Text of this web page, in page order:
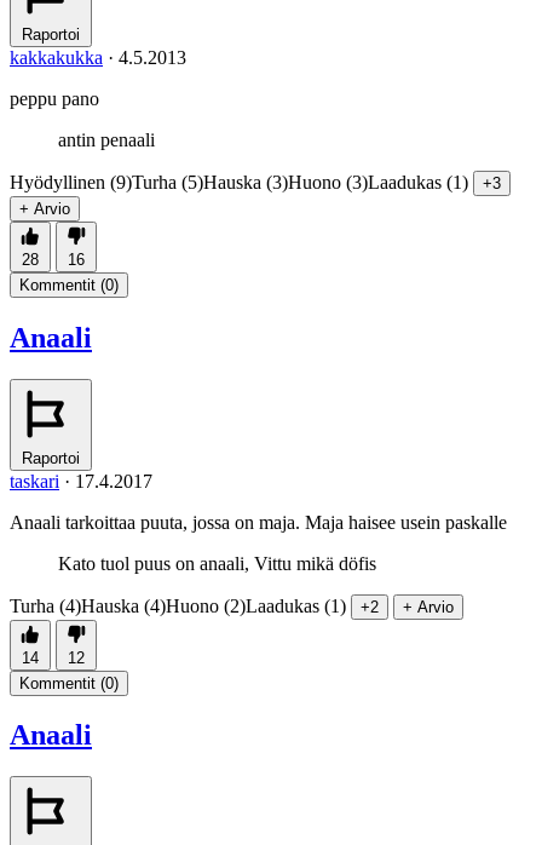
Raportoi
kakkakukka · 4.5.2013
peppu pano
antin penaali
Hyödyllinen (9)Turha (5)Hauska (3)Huono (3)Laadukas (1)
+3
+ Arvio
28
16
Kommentit (0)
Anaali
Raportoi
taskari · 17.4.2017
Anaali tarkoittaa puuta, jossa on maja. Maja haisee usein paskalle
Kato tuol puus on anaali, Vittu mikä döfis
Turha (4)Hauska (4)Huono (2)Laadukas (1) +2 + Arvio
14
12
Kommentit (0)
Anaali